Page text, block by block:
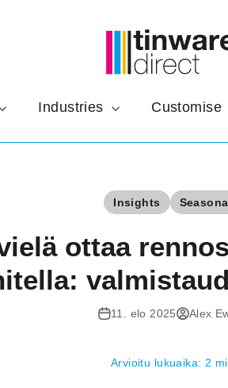
Industries Customise
Insights
ottaa
11. elo 2025 Alex
Arvioitu lukuaika: 2